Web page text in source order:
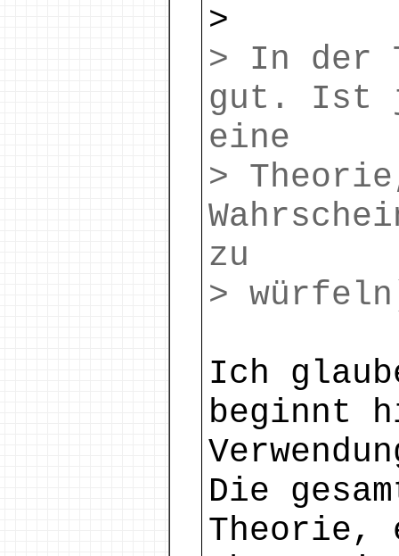
>
> In der
gut. Ist
eine
>
zu
>
Ich
beginnt
Die
Theorie,